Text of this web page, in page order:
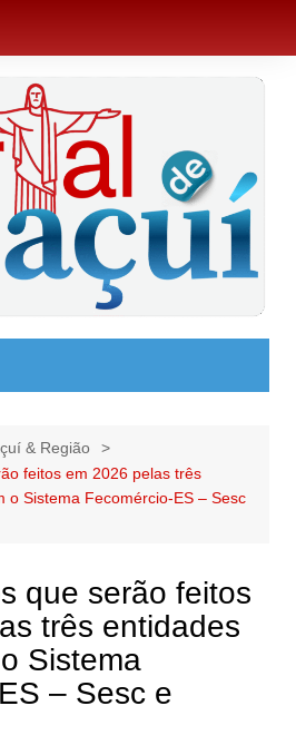
& Região
feitos em 2026 pelas três
o Sistema Fecomércio-ES – Sesc
que serão feitos
três entidades
Sistema
– Sesc e